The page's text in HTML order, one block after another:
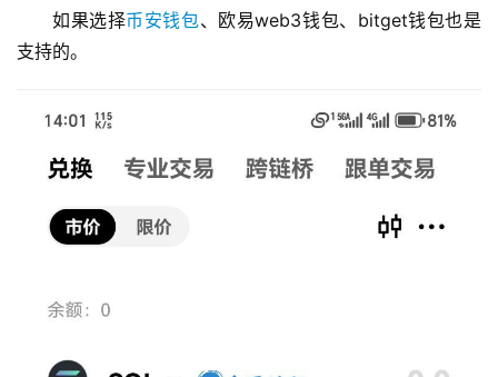
如果选择币安钱包、欧易web3钱包、bitget钱包也是
支持的。